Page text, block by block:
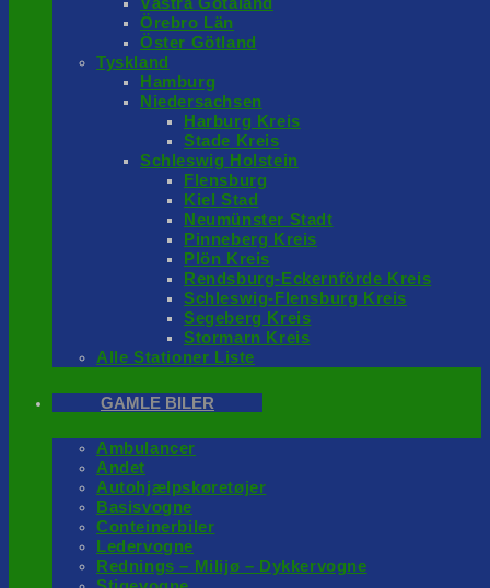
Örebro Län
Öster Götland
Tyskland
Hamburg
Niedersachsen
Harburg Kreis
Stade Kreis
Schleswig Holstein
Flensburg
Kiel Stad
Neumünster Stadt
Pinneberg Kreis
Plön Kreis
Rendsburg-Eckernförde Kreis
Schleswig-Flensburg Kreis
Segeberg Kreis
Stormarn Kreis
Alle Stationer Liste
GAMLE BILER
Ambulancer
Andet
Autohjælpskøretøjer
Basisvogne
Conteinerbiler
Ledervogne
Rednings – Milijø – Dykkervogne